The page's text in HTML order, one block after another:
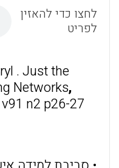
לחצו כדי להאזין
לפריט
. Just the
Networks,
v91 n2 p26-27